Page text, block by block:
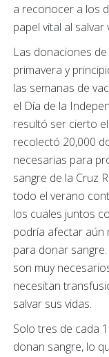
a reconocer a los
papel vital al
Las donaciones
primavera y
las semanas de
el Día de la
resultó ser cierto
recolectó 20,000
necesarias para
sangre de la Cruz
todo el verano
los cuales juntos
podría afectar aún
para donar
son muy
necesitan
salvar sus vidas.
Solo tres de cada
donan sangre, lo